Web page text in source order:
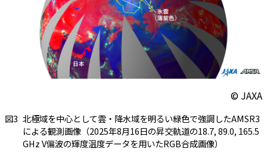
© JAXA
図3 北極域を中心として雲・降水域を明るい緑色で強調したAMSR3
による観測画像（2025年8月16日の昇交軌道の18.7, 89.0, 165.5
GHz V偏波の輝度温度データを用いたRGB合成画像）